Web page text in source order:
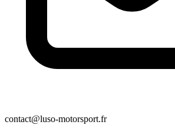
contact@luso-motorsport.fr